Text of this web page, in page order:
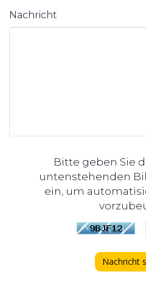
Nachricht
Bitte geben Sie
untenstehenden
ein, um
Nachricht